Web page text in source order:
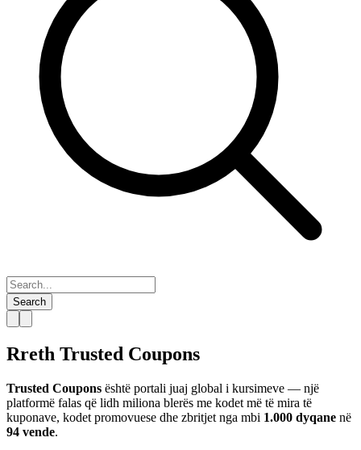
Search
Rreth Trusted Coupons
Trusted Coupons është portali juaj global i kursimeve — një
platformë falas që lidh miliona blerës me kodet më të mira të
kuponave, kodet promovuese dhe zbritjet nga mbi 1.000 dyqane në
94 vende.